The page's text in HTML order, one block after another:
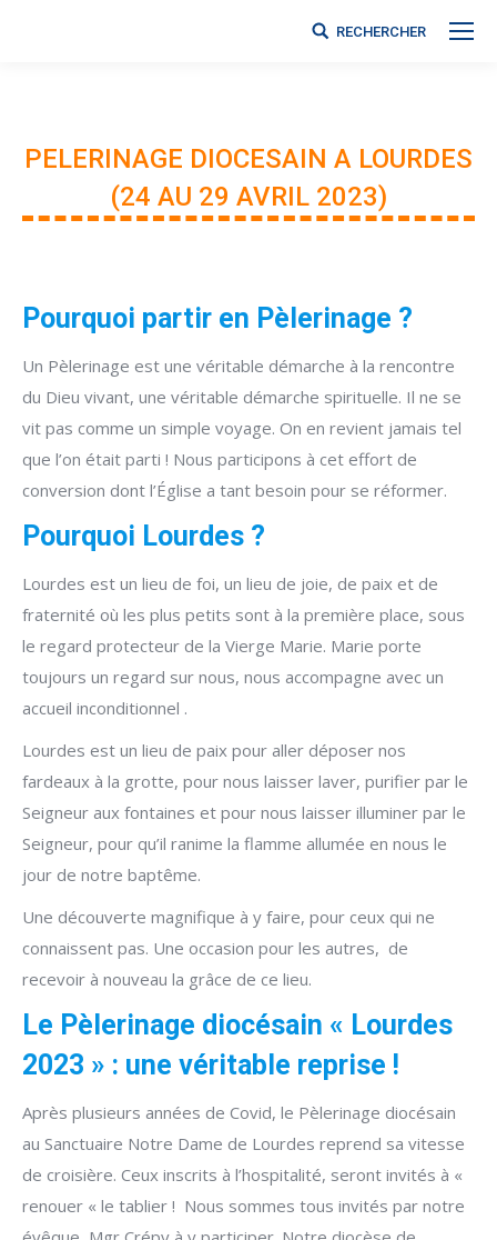
Search:RECHERCHER
PELERINAGE DIOCESAIN A LOURDES
(24 AU 29 AVRIL 2023)
Pourquoi partir en Pèlerinage ?
Un Pèlerinage est une véritable démarche à la rencontre
du Dieu vivant, une véritable démarche spirituelle. Il ne se
vit pas comme un simple voyage. On en revient jamais tel
que l’on était parti ! Nous participons à cet effort de
conversion dont l’Église a tant besoin pour se réformer.
Pourquoi Lourdes ?
Lourdes est un lieu de foi, un lieu de joie, de paix et de
fraternité où les plus petits sont à la première place, sous
le regard protecteur de la Vierge Marie. Marie porte
toujours un regard sur nous, nous accompagne avec un
accueil inconditionnel .
Lourdes est un lieu de paix pour aller déposer nos
fardeaux à la grotte, pour nous laisser laver, purifier par le
Seigneur aux fontaines et pour nous laisser illuminer par le
Seigneur, pour qu’il ranime la flamme allumée en nous le
jour de notre baptême.
Une découverte magnifique à y faire, pour ceux qui ne
connaissent pas. Une occasion pour les autres, de
recevoir à nouveau la grâce de ce lieu.
Le Pèlerinage diocésain « Lourdes
2023 » : une véritable reprise !
Après plusieurs années de Covid, le Pèlerinage diocésain
au Sanctuaire Notre Dame de Lourdes reprend sa vitesse
de croisière. Ceux inscrits à l’hospitalité, seront invités à «
renouer « le tablier ! Nous sommes tous invités par notre